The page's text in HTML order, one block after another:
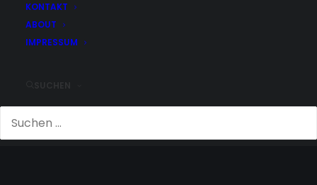
KONTAKT
ABOUT
IMPRESSUM